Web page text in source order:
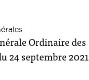
Ordinaire des
24 septembre 2021